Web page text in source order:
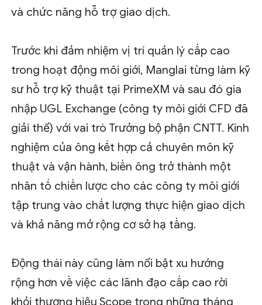
và chức năng hỗ trợ giao dịch.
Trước khi đảm nhiệm vị trí quản lý cấp cao
trong hoạt động môi giới, Manglai từng làm kỹ
sư hỗ trợ kỹ thuật tại PrimeXM và sau đó gia
nhập UGL Exchange (công ty môi giới CFD đã
giải thể) với vai trò Trưởng bộ phận CNTT. Kinh
nghiệm của ông kết hợp cả chuyên môn kỹ
thuật và vận hành, biến ông trở thành một
nhân tố chiến lược cho các công ty môi giới
tập trung vào chất lượng thực hiện giao dịch
và khả năng mở rộng cơ sở hạ tầng.
Động thái này cũng làm nổi bật xu hướng
rộng hơn về việc các lãnh đạo cấp cao rời
khỏi thương hiệu Scope trong những tháng